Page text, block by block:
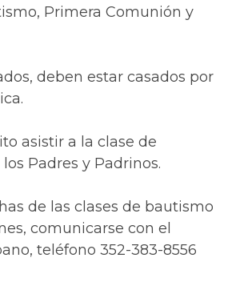
Primera Comunión y
deben estar casados por
asistir a la clase de
Padres y Padrinos.
de las clases de bautismo
comunicarse con el
teléfono 352-383-8556